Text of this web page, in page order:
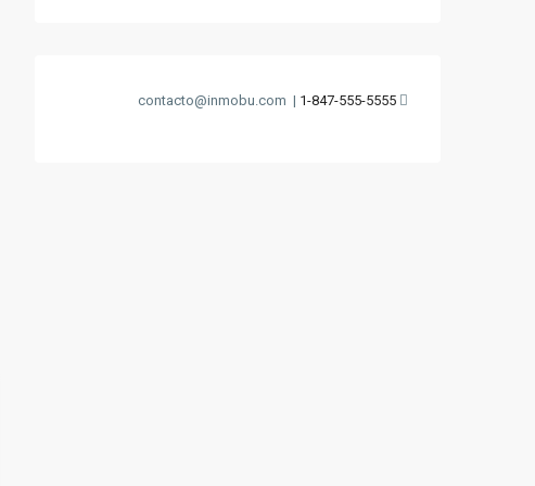
1-847-555-5555
|